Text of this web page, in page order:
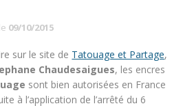
09/10/2015
sur le site de Tatouage et Partage,
Chaudesaigues, les encres
sont bien autorisées en France
à l’application de l’arrêté du 6